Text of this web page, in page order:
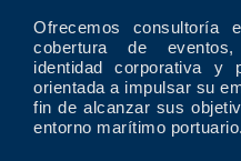
Ofrecemos consultoría
cobertura de
identidad corporativa y
orientada a impulsar su
fin de alcanzar sus
entorno marítimo portuario.